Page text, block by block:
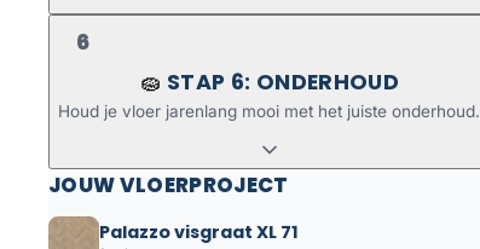
6
🧽 STAP 6: ONDERHOUD
Houd je vloer jarenlang mooi met het juiste onderhoud.
JOUW VLOERPROJECT
Palazzo visgraat XL 71